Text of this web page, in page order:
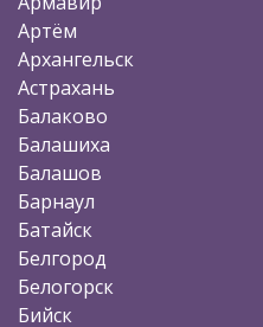
Артём
Архангельск
Астрахань
Балаково
Балашиха
Балашов
Барнаул
Батайск
Белгород
Белогорск
Бийск